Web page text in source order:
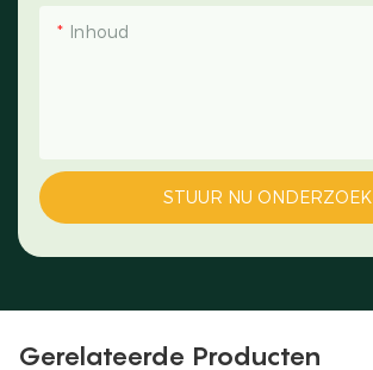
Inhoud
STUUR NU ONDERZOEK
Gerelateerde Producten